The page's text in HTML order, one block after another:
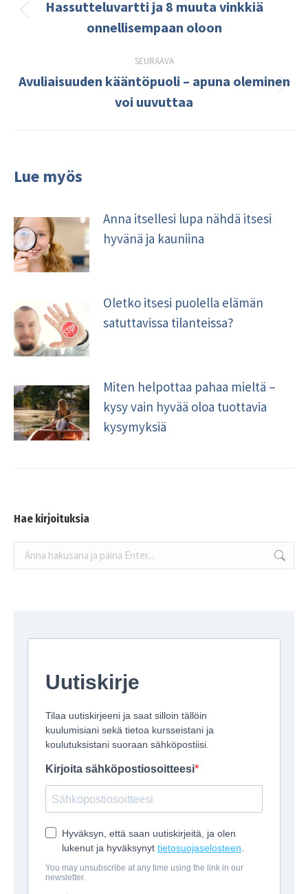
Edellinen
kirjoitus:
Hassutteluvartti ja 8 muuta vinkkiä
onnellisempaan oloon
SEURAAVA
Seuraava
kirjoitus:
Avuliaisuuden kääntöpuoli – apuna oleminen
voi uuvuttaa
Lue myös
Anna itsellesi lupa nähdä itsesi
hyvänä ja kauniina
Oletko itsesi puolella elämän
satuttavissa tilanteissa?
Miten helpottaa pahaa mieltä –
kysy vain hyvää oloa tuottavia
kysymyksiä
Hae kirjoituksia
Search: